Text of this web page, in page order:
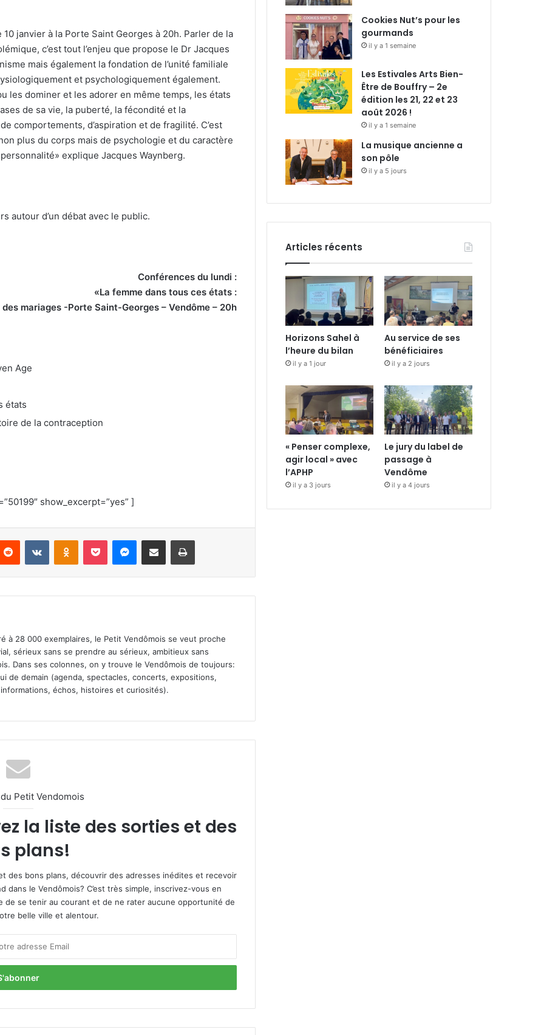
janvier à la Porte Saint Georges à 20h. Parler de la
c’est tout l’enjeu que propose le Dr Jacques
mais également la fondation de l’unité familiale
et psychologiquement également.
les dominer et les adorer en même temps, les états
de sa vie, la puberté, la fécondité et la
comportements, d’aspiration et de fragilité. C’est
plus du corps mais de psychologie et du caractère
explique Jacques Waynberg.
autour d’un débat avec le public.
Conférences du lundi :
«La femme dans tous ces états :
mariages -Porte Saint-Georges – Vendôme – 20h
Age
états
de la contraception
show_excerpt=”yes” ]
à 28 000 exemplaires, le Petit Vendômois se veut proche
sérieux sans se prendre au sérieux, ambitieux sans
Dans ses colonnes, on y trouve le Vendômois de toujours:
de demain (agenda, spectacles, concerts, expositions,
échos, histoires et curiosités).
Petit Vendomois
la liste des sorties et des
plans!
des bons plans, découvrir des adresses inédites et recevoir
le Vendômois? C’est très simple, inscrivez-vous en
de se tenir au courant et de ne rater aucune opportunité de
belle ville et alentour.
Cookies Nut’s pour les
gourmands
il y a 1 semaine
Les Estivales Arts Bien-
Être de Bouffry – 2e
édition les 21, 22 et 23
août 2026 !
il y a 1 semaine
La musique ancienne a
son pôle
il y a 5 jours
Articles récents
Horizons Sahel à
l’heure du bilan
il y a 1 jour
Au service de ses
bénéficiaires
il y a 2 jours
« Penser complexe,
agir local » avec
l’APHP
il y a 3 jours
Le jury du label de
passage à
Vendôme
il y a 4 jours